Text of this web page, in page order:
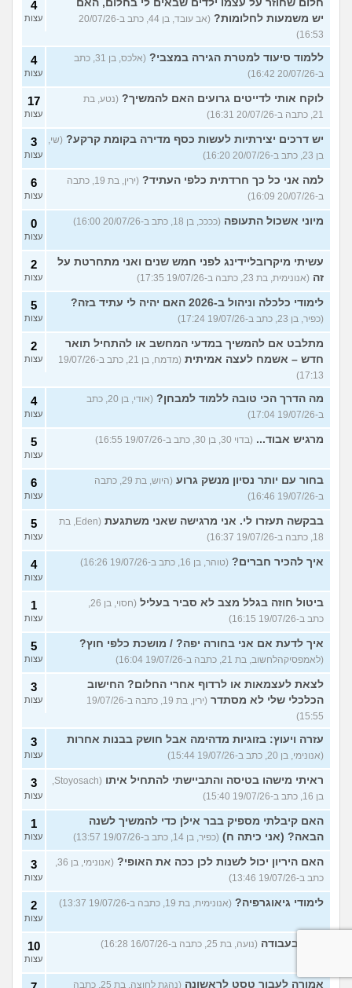
חלום שחוזר על עצמו ילדים שבאים לי בחלום, האם
יש משמעות לחלומות?
(אב עובד, בן 44, כתב ב-20/07/26
16:53)
4
עצות
ללמוד סיעוד למטרת הגירה במצבי?
(אלכס, בן 31, כתב
ב-20/07/26 16:42)
4
עצות
לוקח אותי לדייטים גרועים האם להמשיך? (נטע, בת
21, כתבה ב-20/07/26 16:31)
17
עצות
יש דרכים יצירתיות לעשות כסף מדירה בקומת קרקע? (שי,
בן 23, כתב ב-20/07/26 16:20)
3
עצות
למה אני כל כך חרדתית כלפי העתיד?
(ירין, בת 19, כתבה
ב-20/07/26 16:09)
6
עצות
מיוני אשכול התעופה (ככככ, בן 18, כתב ב-20/07/26 16:00) 0
עצות
עשיתי מיקרובליידינג לפני חמש שנים ואני מתחרטת על
זה (אנונימית, בת 23, כתבה ב-19/07/26 17:35)
2
עצות
לימודי כלכלה וניהול ב-2026 האם יהיה לי עתיד בזה?
(כפיר, בן 23, כתב ב-19/07/26 17:24)
5
עצות
מתלבט אם להמשיך במדעי המחשב או להתחיל תואר
חדש – אשמח לעצה אמיתית
(מדמח, בן 21, כתב ב-19/07/26
17:13)
2
עצות
מה הדרך הכי טובה ללמוד למבחן?
(אודי, בן 20, כתב
ב-19/07/26 17:04)
4
עצות
מרגיש אבוד... (בדוי 30, בן 30, כתב ב-19/07/26 16:55) 5
עצות
בחור עם יותר נסיון מנשק גרוע
(היוש, בת 29, כתבה
ב-19/07/26 16:46)
6
עצות
בבקשה תעזרו לי. אני מרגישה שאני משתגעת
(Eden, בת
18, כתבה ב-19/07/26 16:37)
5
עצות
איך להכיר חברים? (טוהר, בן 16, כתב ב-19/07/26 16:26) 4
עצות
ביטול חוזה בגלל מצב לא סביר בעליל
(חסוי, בן 26,
כתב ב-19/07/26 16:15)
1
עצות
איך לדעת אם אני בחורה יפה? / מושכת כלפי חוץ?
(לאמפסיקהלחשוב, בת 21, כתבה ב-19/07/26 16:04)
5
עצות
לצאת לעצמאות או לרדוף אחרי החלום? החישוב
הכלכלי שלי לא מסתדר
(ירין, בת 19, כתבה ב-19/07/26
15:55)
3
עצות
עזרה ויעוץ: בזוגיות מדהימה אבל חושק בבנות אחרות
(אנונימי, בן 20, כתב ב-19/07/26 15:44)
3
עצות
ראיתי מישהו בטיסה והתביישתי להתחיל איתו
(Stoyosach,
בן 16, כתב ב-19/07/26 15:40)
3
עצות
האם קיבלתי מספיק בבר אילן כדי להמשיך לשנה
הבאה? (אני כיתה ח) (כפיר, בן 14, כתב ב-19/07/26 13:57)
1
עצות
האם היריון יכול לשנות לכן ככה את האופי?
(אנונימי, בן 36,
כתב ב-19/07/26 13:46)
3
עצות
לימודי גיאוגרפיה? (אנונימית, בת 19, כתבה ב-19/07/26 13:37) 2
עצות
קושי בעבודה (נועה, בת 25, כתבה ב-16/07/26 16:28) 10
עצות
אמורה לעבור טסט לראשונה (נהגת לחוצה, בת 25, כתבה